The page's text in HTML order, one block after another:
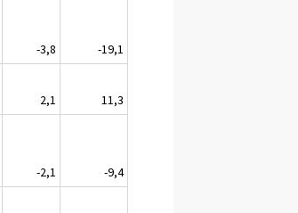
-3,8
-19,1
2,1
11,3
-2,1
-9,4